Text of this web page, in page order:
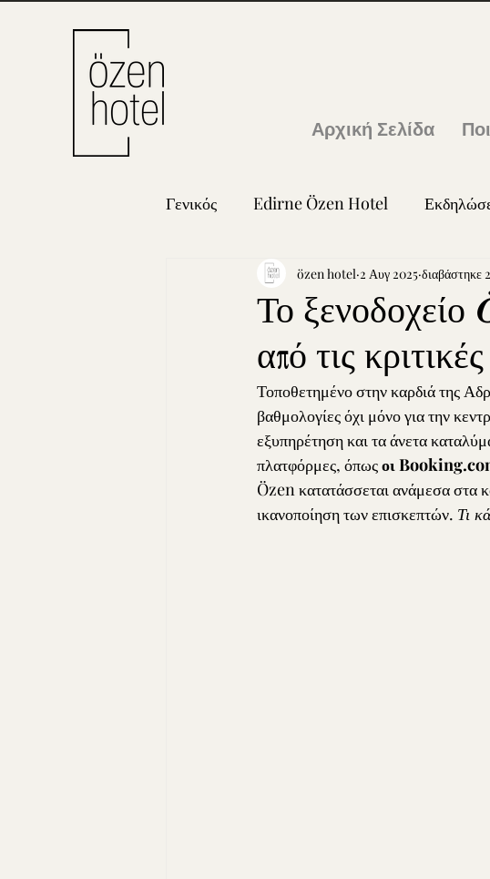
Αρχική Σελίδα
Γενικός Edirne Özen Hotel
Το ξενοδοχείο
από τις
özen hotel 2 Αυγ 2025 διαβάστηκε
Τοποθετημένο στην καρδιά της
βαθμολογίες όχι μόνο για την
εξυπηρέτηση και τα άνετα
πλατφόρμες, όπως οι
Özen κατατάσσεται ανάμεσα στα
ικανοποίηση των επισκεπτών. Τι